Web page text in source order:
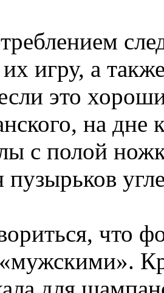
игру, а
это
на дне
с полой
что